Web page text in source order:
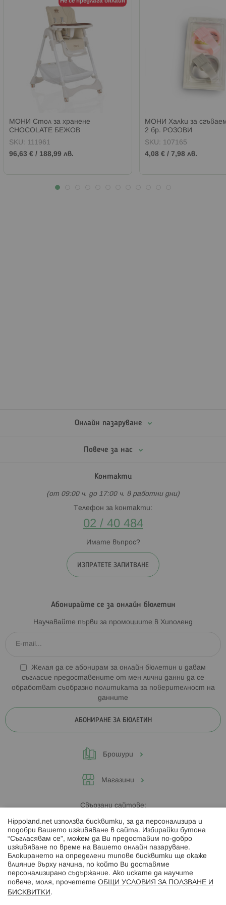
МОНИ Стол за хранене
CHOCOLATE БЕЖОВ
SKU: 111961
96,63 € / 188,99 лв.
МОНИ Халки за
2 бр. РОЗОВИ
SKU: 107165
4,08 € / 7,98 лв.
Онлайн пазаруване
Повече за нас
Контакти
(от 09:00 ч. до 17:00 ч. в работни дни)
Телефон за контакти:
02 / 40 484
Имате въпрос?
ИЗПРАТЕТЕ ЗАПИТВАНЕ
Абонирайте се за онлайн бюлетин
Научавайте първи за промоциите в Хиполенд
Желая да се абонирам за онлайн бюлетин и давам
съгласие предоставените от мен лични данни да се
обработват съобразно политиката за поверителност на
данните
АБОНИРАНЕ ЗА БЮЛЕТИН
Брошури
Магазини
Свързани сайтове:
Hippoland.ro
Последвайте ни:
Hippoland.net използва бисквитки, за да персонализира и
подобри Вашето изживяване в сайта. Избирайки бутона
“Съгласявам се”, можем да Ви предоставим по-добро
изживяване по време на Вашето онлайн пазаруване.
Блокирането на определени типове бисквитки ще окаже
влияние върху начина, по който Ви доставяме
персонализирано съдържание. Ако искате да научите
повече, моля, прочетете ОБЩИ УСЛОВИЯ ЗА ПОЛЗВАНЕ И
БИСКВИТКИ .